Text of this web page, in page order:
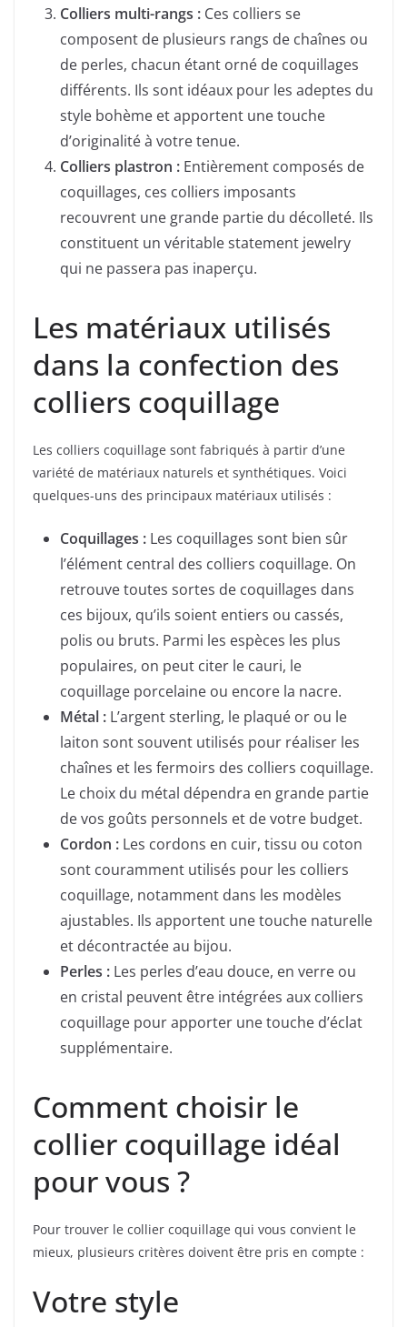
Colliers multi-rangs : Ces colliers se
composent de plusieurs rangs de chaînes ou
de perles, chacun étant orné de coquillages
différents. Ils sont idéaux pour les adeptes du
style bohème et apportent une touche
d’originalité à votre tenue.
Colliers plastron : Entièrement composés de
coquillages, ces colliers imposants
recouvrent une grande partie du décolleté. Ils
constituent un véritable statement jewelry
qui ne passera pas inaperçu.
Les matériaux utilisés
dans la confection des
colliers coquillage
Les colliers coquillage sont fabriqués à partir d’une
variété de matériaux naturels et synthétiques. Voici
quelques-uns des principaux matériaux utilisés :
Coquillages : Les coquillages sont bien sûr
l’élément central des colliers coquillage. On
retrouve toutes sortes de coquillages dans
ces bijoux, qu’ils soient entiers ou cassés,
polis ou bruts. Parmi les espèces les plus
populaires, on peut citer le cauri, le
coquillage porcelaine ou encore la nacre.
Métal : L’argent sterling, le plaqué or ou le
laiton sont souvent utilisés pour réaliser les
chaînes et les fermoirs des colliers coquillage.
Le choix du métal dépendra en grande partie
de vos goûts personnels et de votre budget.
Cordon : Les cordons en cuir, tissu ou coton
sont couramment utilisés pour les colliers
coquillage, notamment dans les modèles
ajustables. Ils apportent une touche naturelle
et décontractée au bijou.
Perles : Les perles d’eau douce, en verre ou
en cristal peuvent être intégrées aux colliers
coquillage pour apporter une touche d’éclat
supplémentaire.
Comment choisir le
collier coquillage idéal
pour vous ?
Pour trouver le collier coquillage qui vous convient le
mieux, plusieurs critères doivent être pris en compte :
Votre style